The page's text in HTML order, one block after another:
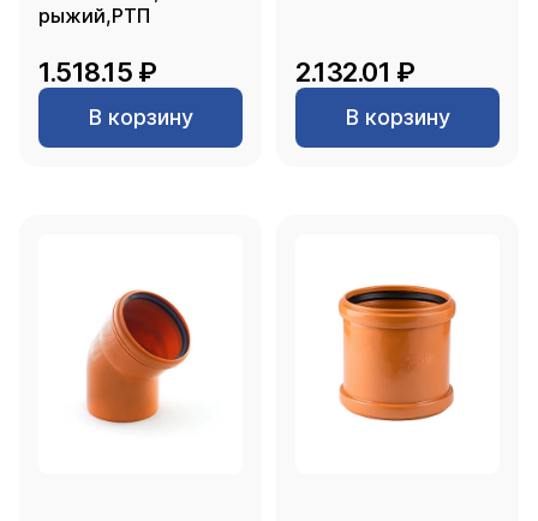
рыжий,РТП
1.518.15 ₽
В корзину
2.132.01 ₽
В корзину